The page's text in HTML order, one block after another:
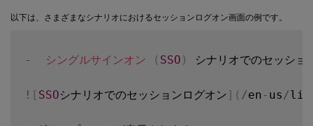
以下は、さまざまなシナリオにおけるセッションログオン画面の例です。
- シングルサインオン ( SSO ) シナリオでのセッショ
! [ SSOシナリオでのセッションログオン ] ( /en - us /